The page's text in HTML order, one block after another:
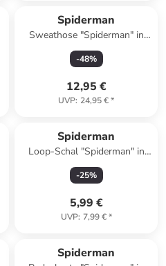
Spiderman
Sweathose "Spiderman" in
Dunkelblau
-48%
12,95 €
UVP: 24,95 €*
Spiderman
Loop-Schal "Spiderman" in
Rot/ Schwarz - (L)58 x (B)26
cm
-25%
5,99 €
UVP: 7,99 €*
Spiderman